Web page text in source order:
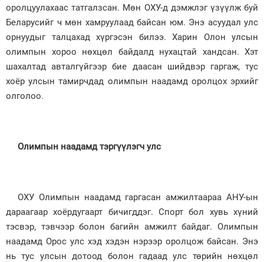
оролцуулахаас татгалзсан. Мөн ОХУ-д дэмжлэг үзүүлж буй
Беларусийг ч мөн хамруулаад байсан юм. Энэ асуудал улс
орнуудыг талцахад хүргэсэн билээ. Харин Олон улсын
олимпын хороо нөхцөл байдалд нухацтай хандсан. Хэт
шахалтад авталгүйгээр бие даасан шийдвэр гаргаж, тус
хоёр улсын тамирчдад олимпын наадамд оролцох эрхийг
олголоо.
Олимпын наадамд тэргүүлэгч улс
ОХУ Олимпын наадамд гаргасан амжилтаараа АНУ-ын
дараагаар хоёрдугаарт бичигддэг. Спорт бол хувь хүний
тэсвэр, тэвчээр болон багийн амжилт байдаг. Олимпын
наадамд Орос улс хэд хэдэн нэрээр оролцож байсан. Энэ
нь тус улсын дотоод болон гадаад улс төрийн нөхцөл